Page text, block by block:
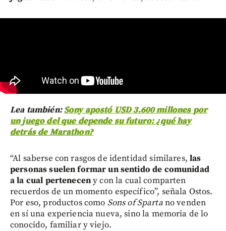
Lea también:Sony apostó USD 3.600 millones por
un juego del que depende su futuro: ¿qué hay
detrás de Marathon?
“Al saberse con rasgos de identidad similares,las
personas suelen formar un sentido de comunidad
a la cual perteneceny con la cual comparten
recuerdos de un momento específico”, señala Ostos.
Por eso, productos como Sons of Spartano venden
en sí una experiencia nueva, sino la memoria de lo
conocido, familiar y viejo.